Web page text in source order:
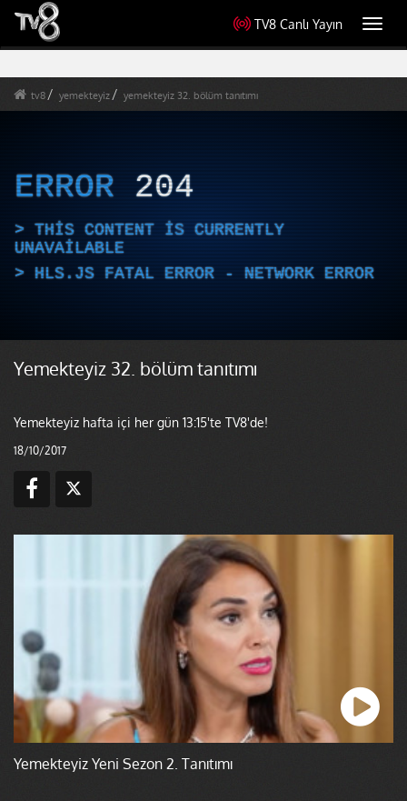
TV8 Canlı Yayın
tv8 yemekteyiz yemekteyiz 32. bölüm tanıtımı
ERROR 204
THIS CONTENT IS CURRENTLY
UNAVAILABLE
HLS.JS FATAL ERROR - NETWORK ERROR
Yemekteyiz 32. bölüm tanıtımı
Yemekteyiz hafta içi her gün 13:15'te TV8'de!
18/10/2017
Yemekteyiz Yeni Sezon 2. Tanıtımı